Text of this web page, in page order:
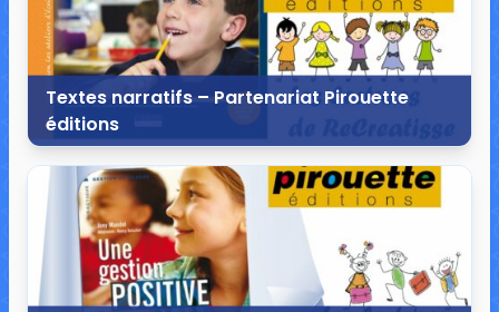
Textes narratifs – Partenariat Pirouette
éditions
25 mars 2017
2 commentaires
3 468 vues